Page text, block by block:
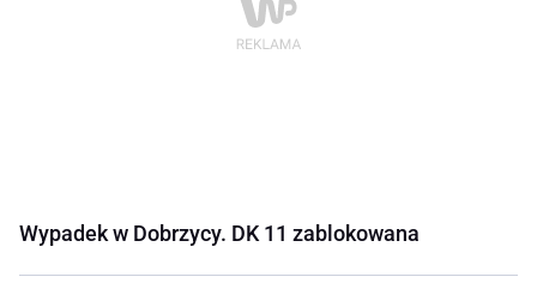
Wypadek w Dobrzycy. DK 11 zablokowana